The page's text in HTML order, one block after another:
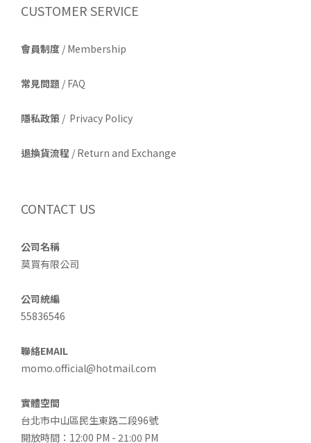
CUSTOMER SERVICE
會員制度 / Membership
常見問題 / FAQ
隱私政策 / Privacy Policy
退換貨流程 / Return and Exchange
CONTACT US
公司名稱
莫買有限公司
公司統編
55836546
聯絡EMAIL
momo.official@hotmail.com
實體空間
台北市中山區民生東路二段96號
開放時間：12:00 PM - 21:00 PM